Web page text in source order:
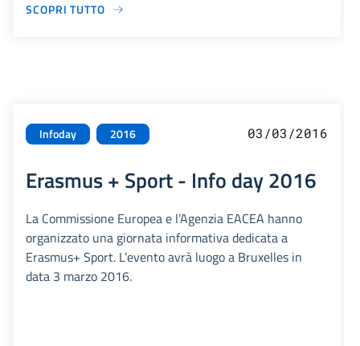
SCOPRI TUTTO
Infoday 2016 03/03/2016
Erasmus + Sport - Info day 2016
La Commissione Europea e l’Agenzia EACEA hanno
organizzato una giornata informativa dedicata a
Erasmus+ Sport. L’evento avrà luogo a Bruxelles in
data 3 marzo 2016.